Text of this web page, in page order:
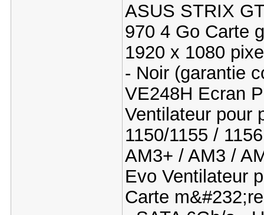
ASUS STRIX
970 4 Go Carte
1920 x 1080
- Noir (garantie
VE248H Ecran
Ventilateur pour
1150/1155 /
AM3+ / AM3 /
Evo Ventilateur
Carte